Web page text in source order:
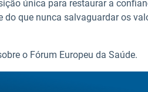
única para restaurar a
do que nunca salvaguardar os
o Fórum Europeu da Saúde.